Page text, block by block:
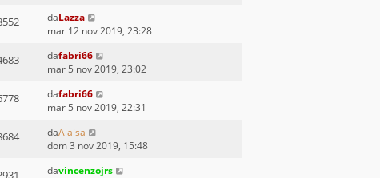
daLazza
mar 12 nov 2019, 23:28
dafabri66
mar 5 nov 2019, 23:02
dafabri66
mar 5 nov 2019, 22:31
daAlaisa
dom 3 nov 2019, 15:48
davincenzojrs